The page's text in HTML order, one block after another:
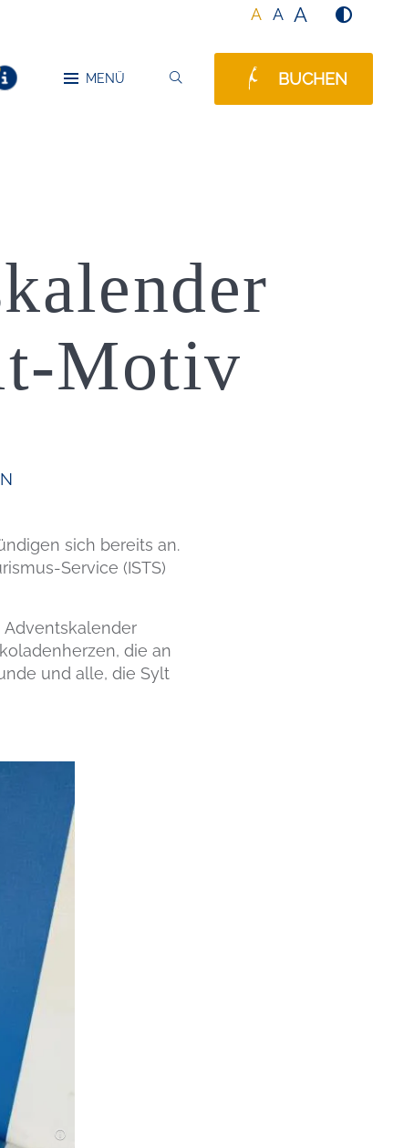
A A A
MENÜ BUCHEN
Motiv
sich bereits an.
Service (ISTS)
die an
und alle, die Sylt